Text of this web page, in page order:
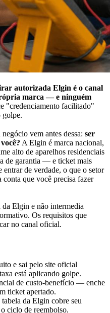
autorizada Elgin é o canal
marca — e ninguém
"credenciamento facilitado"
golpe.
vem antes dessa: ser
A Elgin é marca nacional,
alto de aparelhos residenciais
de garantia — e ticket mais
entrar de verdade, o que o setor
que você precisa fazer
Elgin e não intermedia
Os requisitos que
no canal oficial.
e sai pelo site oficial
está aplicando golpe.
de custo-benefício — enche
ticket apertado.
da Elgin cobre seu
ciclo de reembolso.